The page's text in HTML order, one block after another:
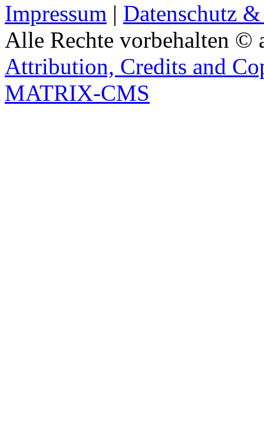
Impressum | Datenschutz
Alle Rechte vorbehalten ©
Attribution, Credits and
MATRIX-CMS